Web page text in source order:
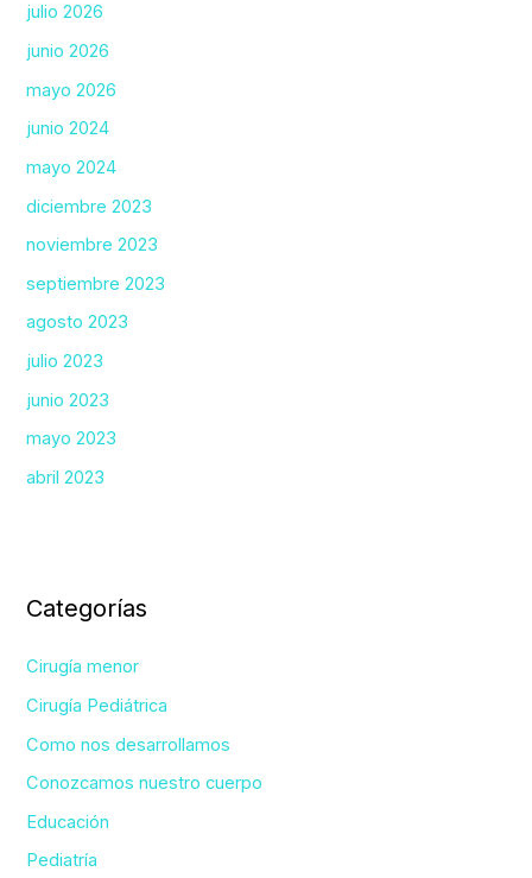
julio 2026
junio 2026
mayo 2026
junio 2024
mayo 2024
diciembre 2023
noviembre 2023
septiembre 2023
agosto 2023
julio 2023
junio 2023
mayo 2023
abril 2023
Categorías
Cirugía menor
Cirugía Pediátrica
Como nos desarrollamos
Conozcamos nuestro cuerpo
Educación
Pediatría